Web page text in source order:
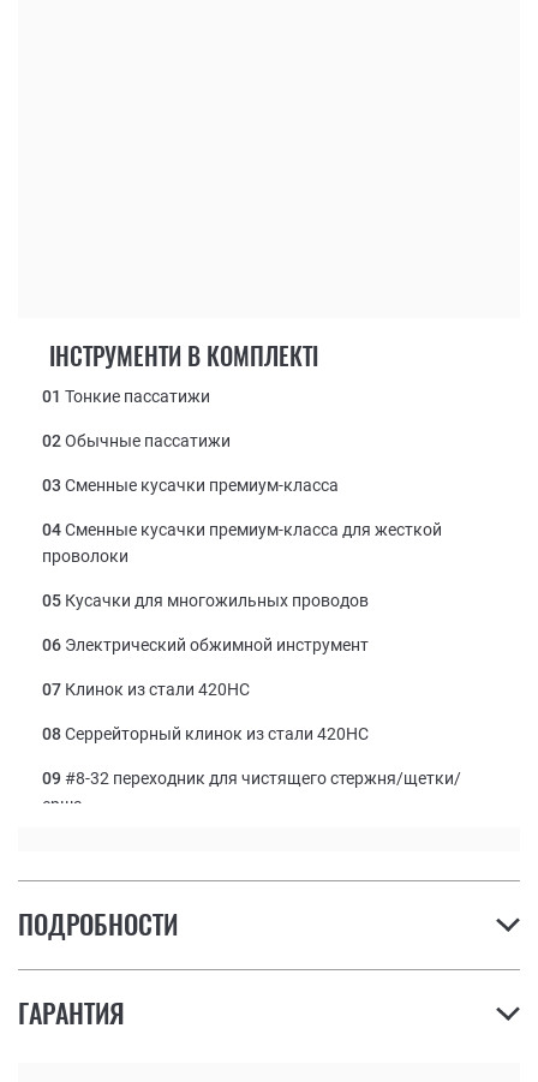
ІНСТРУМЕНТИ В КОМПЛЕКТІ
01 Тонкие пассатижи
02Обычные пассатижи
03 Сменные кусачки премиум-класса
04Сменные кусачки премиум-класса для жесткой
проволоки
05 Кусачки для многожильных проводов
06 Электрический обжимной инструмент
07 Клинок из стали 420HC
08Серрейторный клинок из стали 420HC
09#8-32 переходник для чистящего стержня/щетки/
ерша
12Открывашка
14Большой битодержатель
ПОДРОБНОСТИ
ГАРАНТИЯ